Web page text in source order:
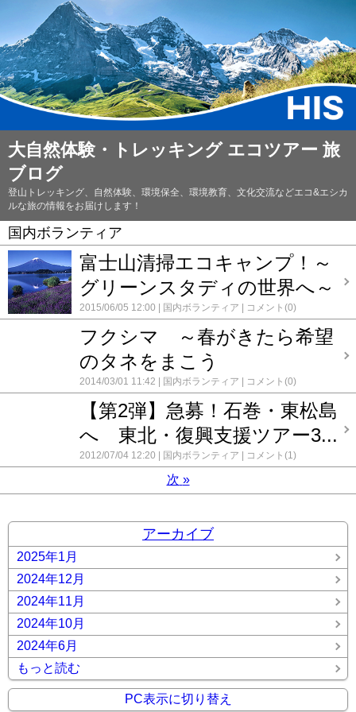
大自然体験・トレッキング エコツアー 旅
ブログ
登山トレッキング、自然体験、環境保全、環境教育、文化交流などエコ&エシカ
ルな旅の情報をお届けします！
国内ボランティア
富士山清掃エコキャンプ！～
グリーンスタディの世界へ～
2015/06/05 12:00 国内ボランティア コメント(0)
フクシマ ～春がきたら希望
のタネをまこう
2014/03/01 11:42 国内ボランティア コメント(0)
【第2弾】急募！石巻・東松島
へ 東北・復興支援ツアー3...
2012/07/04 12:20 国内ボランティア コメント(1)
次 »
アーカイブ
2025年1月
2024年12月
2024年11月
2024年10月
2024年6月
もっと読む
PC表示に切り替え